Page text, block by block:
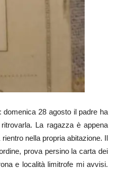
28 agosto il padre ha
La ragazza è appena
nella propria abitazione. Il
prova persino la carta dei
e località limitrofe mi avvisi.